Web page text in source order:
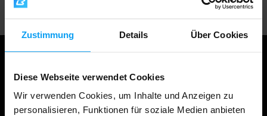
Zustimmung Details Über Cookies
Diese Webseite verwendet Cookies
Wir verwenden Cookies, um Inhalte und Anzeigen zu
personalisieren, Funktionen für soziale Medien anbieten